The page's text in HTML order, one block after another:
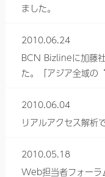
ました。
2010.06.24
BCN Bizlineに加藤
た。「アジア全域の
2010.06.04
リアルアクセス解析
2010.05.18
Web担当者フォーラ